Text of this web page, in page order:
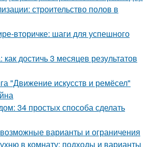
строительство полов в
вторичке: шаги для успешного
достичь 3 месяцев результатов
"Движение искусств и ремёсел"
34 простых способа сделать
варианты и ограничения
в комнату: подходы и варианты